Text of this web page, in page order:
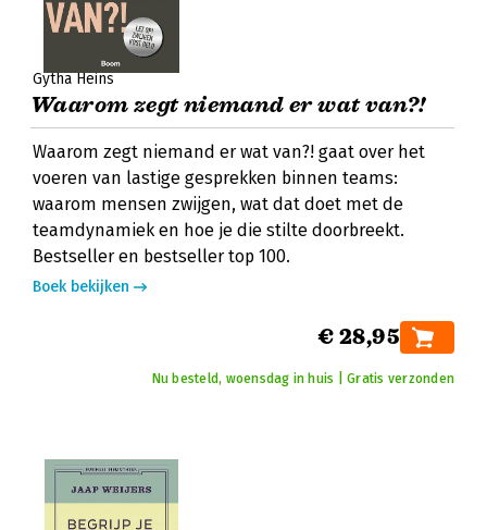
Gytha Heins
Waarom zegt niemand er wat van?!
Waarom zegt niemand er wat van?! gaat over het
voeren van lastige gesprekken binnen teams:
waarom mensen zwijgen, wat dat doet met de
teamdynamiek en hoe je die stilte doorbreekt.
Bestseller en bestseller top 100.
Boek bekijken
€ 28,95
Nu besteld, woensdag in huis | Gratis verzonden